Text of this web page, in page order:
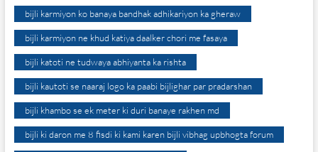
bijli karmiyon ko banaya bandhak adhikariyon ka gheraw
bijli karmiyon ne khud katiya daalker chori me fasaya
bijli katoti ne tudwaya abhiyanta ka rishta
bijli kautoti se naaraj logo ka paabi bijlighar par pradarshan
bijli khambo se ek meter ki duri banaye rakhen md
bijli ki daron me 8 fisdi ki kami karen bijli vibhag upbhogta forum